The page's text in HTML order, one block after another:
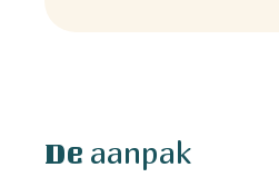
De aanpak